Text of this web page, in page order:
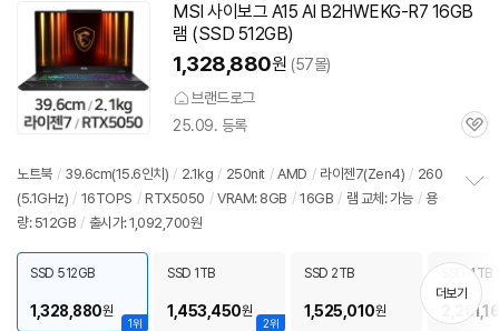
MSI 사이보그 A15 AI B2HWEKG-R7 16GB
램 (SSD 512GB)
1,328,880원 (57몰)
브랜드로그
25.09. 등록
관
노트북 / 39.6cm(15.6인치) / 2.1kg / 250nit / AMD / 라이젠7(Zen4) / 260
(5.1GHz) / 16TOPS / RTX5050 / VRAM: 8GB / 16GB / 램 교체: 가능 / 용
량: 512GB / 출시가: 1,092,700원
치
기
1위
SSD 512GB
1,328,880원
2위
SSD 1TB
1,453,450원
SSD 2TB
1,525,010원
SSD 4TB
더보기